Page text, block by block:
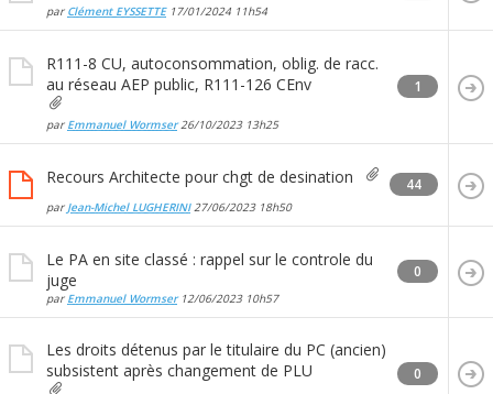
par Clément EYSSETTE17/01/2024 11h54
R111-8 CU, autoconsommation, oblig. de racc.
au réseau AEP public, R111-126 CEnv
par Emmanuel Wormser26/10/2023 13h25
1
Recours Architecte pour chgt de desination
par Jean-Michel LUGHERINI27/06/2023 18h50
44
Le PA en site classé : rappel sur le controle du
juge
par Emmanuel Wormser12/06/2023 10h57
0
Les droits détenus par le titulaire du PC (ancien)
subsistent après changement de PLU
0